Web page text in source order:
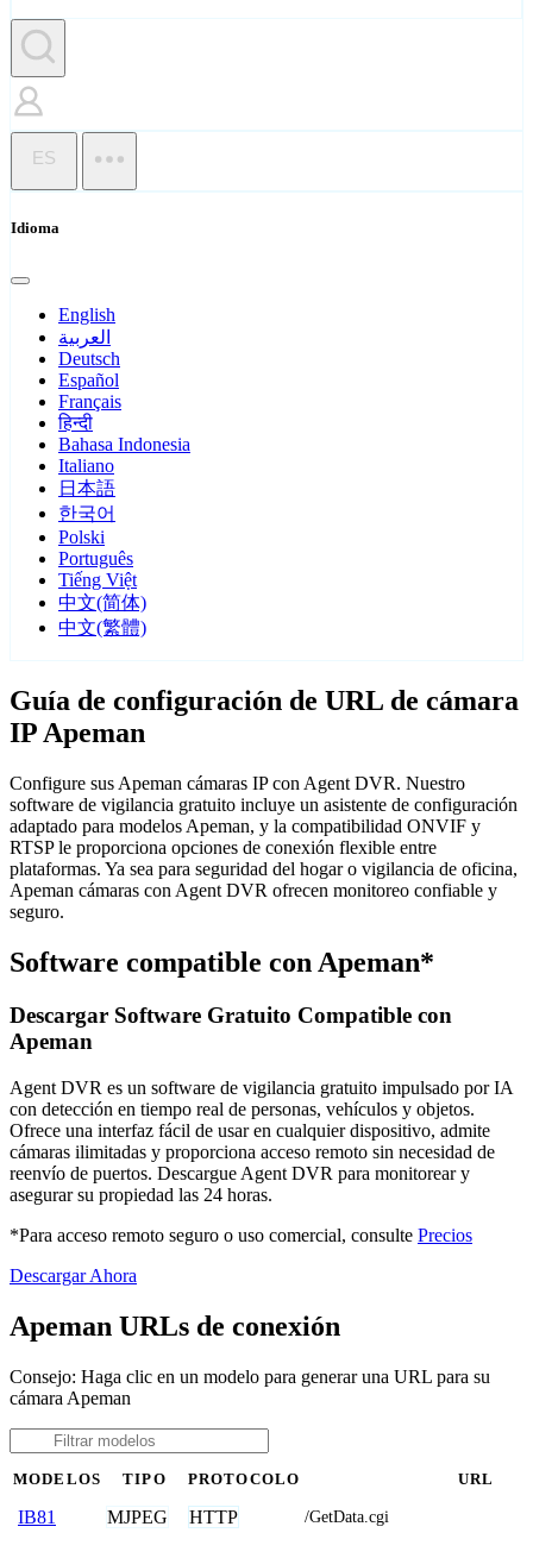
ES
Idioma
English
العربية
Deutsch
Español
Français
हिन्दी
Bahasa Indonesia
Italiano
日本語
한국어
Polski
Português
Tiếng Việt
中文(简体)
中文(繁體)
Guía de configuración de URL de cámara
IP Apeman
Configure sus Apeman cámaras IP con Agent DVR. Nuestro
software de vigilancia gratuito incluye un asistente de configuración
adaptado para modelos Apeman, y la compatibilidad ONVIF y
RTSP le proporciona opciones de conexión flexible entre
plataformas. Ya sea para seguridad del hogar o vigilancia de oficina,
Apeman cámaras con Agent DVR ofrecen monitoreo confiable y
seguro.
Software compatible con Apeman*
Descargar Software Gratuito Compatible con
Apeman
Agent DVR es un software de vigilancia gratuito impulsado por IA
con detección en tiempo real de personas, vehículos y objetos.
Ofrece una interfaz fácil de usar en cualquier dispositivo, admite
cámaras ilimitadas y proporciona acceso remoto sin necesidad de
reenvío de puertos. Descargue Agent DVR para monitorear y
asegurar su propiedad las 24 horas.
*Para acceso remoto seguro o uso comercial, consulte Precios
Descargar Ahora
Apeman URLs de conexión
Consejo: Haga clic en un modelo para generar una URL para su
cámara Apeman
MODELOS TIPO PROTOCOLO URL
IB81 MJPEG HTTP /GetData.cgi